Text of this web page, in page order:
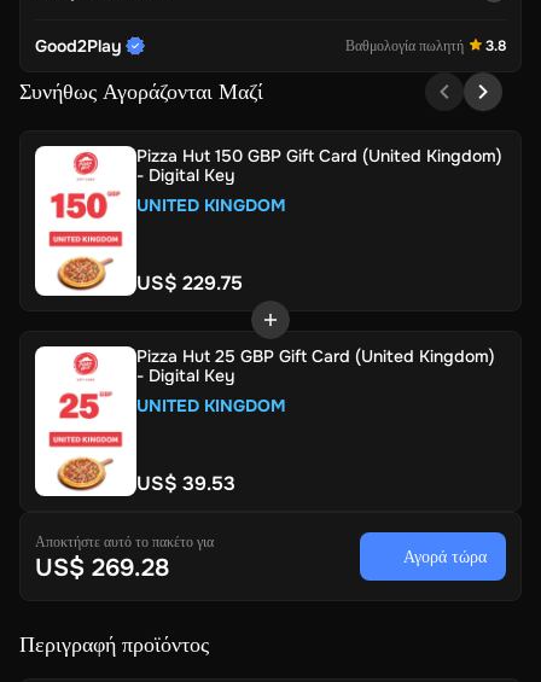
Good2Play Βαθμολογία πωλητή 3.8
Συνήθως Αγοράζονται Μαζί
Pizza Hut 150 GBP Gift Card (United Kingdom)
- Digital Key
UNITED KINGDOM
US$ 229.75
Pizza Hut 25 GBP Gift Card (United Kingdom)
- Digital Key
UNITED KINGDOM
US$ 39.53
Αποκτήστε αυτό το πακέτο για
US$ 269.28 Αγορά τώρα
Περιγραφή προϊόντος